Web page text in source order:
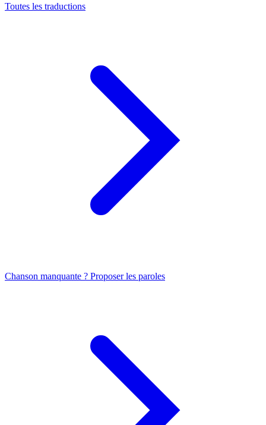
Toutes les traductions
Chanson manquante ? Proposer les paroles